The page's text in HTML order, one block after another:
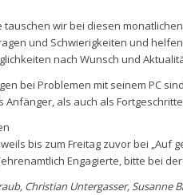
tauschen wir bei diesen
und Schwierigkeiten und
nach Wunsch und
bei Problemen mit seinem PC
Anfänger, als auch als
bis zum Freitag zuvor bei „Auf
Engagierte, bitte bei
Christian Untergasser, Susanne